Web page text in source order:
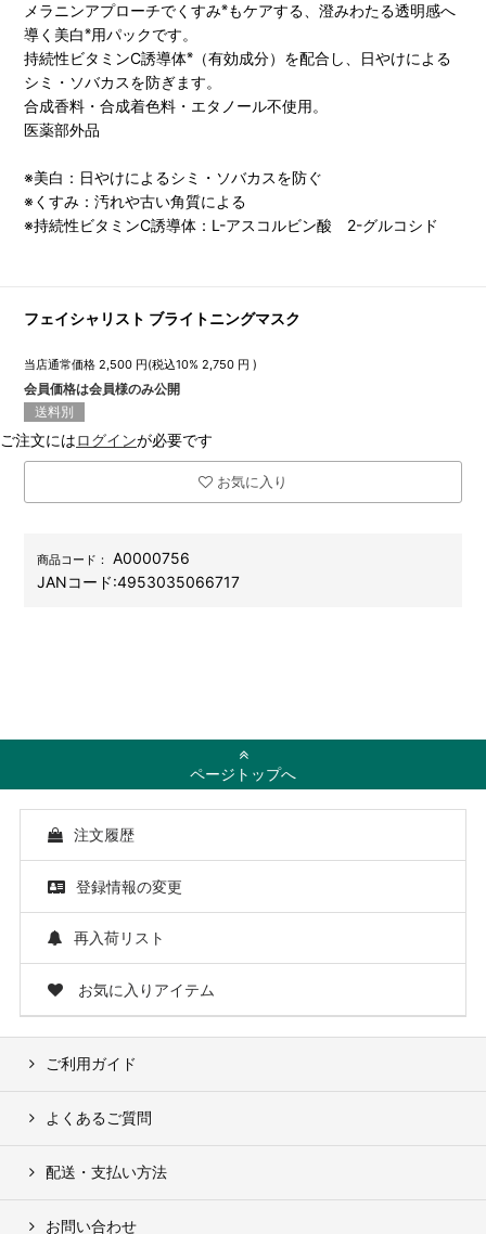
メラニンアプローチでくすみ※もケアする、澄みわたる透明感へ
導く美白※用パックです。
持続性ビタミンC誘導体※
（有効成分）を配合し、日やけによる
シミ・ソバカスを防ぎます。
合成香料・合成着色料・エタノール不使用。
医薬部外品
※美白：日やけによるシミ・ソバカスを防ぐ
※くすみ：汚れや古い角質による
※持続性ビタミンC誘導体：L-アスコルビン酸 2-グルコシド
フェイシャリスト ブライトニングマスク
当店通常価格 2,500 円(税込10% 2,750 円 )
会員価格は会員様のみ公開
送料別
ご注文にはログインが必要です
お気に入り
商品コード：
A0000756
JANコード:4953035066717
ページトップへ
注文履歴
登録情報の変更
再入荷リスト
お気に入りアイテム
ご利用ガイド
よくあるご質問
配送・支払い方法
お問い合わせ